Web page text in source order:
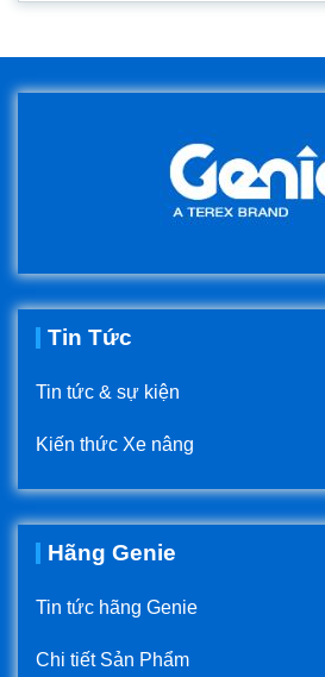
Tin Tức
Tin tức & sự kiện
Kiến thức Xe nâng
Hãng Genie
Tin tức hãng Genie
Chi tiết Sản Phẩm